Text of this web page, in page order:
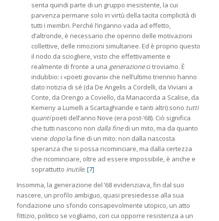
senta quindi parte di un gruppo inesistente, la cui
parvenza permane solo in virtù della tacita complicità di
tutti i membri. Perché l’inganno vada ad effetto,
d’altronde, è necessario che operino delle motivazioni
collettive, delle rimozioni simultanee. Ed è proprio questo
il nodo da sciogliere, visto che effettivamente e
realmente di fronte a una generazioneci troviamo. È
indubbio: i «poeti giovani» che nell’ultimo triennio hanno
dato notizia di sé (da De Angelis a Cordelli, da Viviani a
Conte, da Orengo a Coviello, da Manacorda a Scalise, da
Kemeny a Lumelli a Scartaghiande e tanti altri) sono tutti
quantipoeti dell’anno Nove (era post-’68). Ciò significa
che tutti nascono non dalla finedi un mito, ma da quanto
viene dopo la fine di un mito: non dalla nascosta
speranza che si possa ricominciare, ma dalla certezza
che ricominciare, oltre ad essere impossibile, è anche e
soprattutto inutile. [7]
Insomma, la generazione del ’68 evidenziava, fin dal suo
nascere, un profilo ambiguo, quasi presiedesse alla sua
fondazione uno sfondo consapevolmente utopico, un atto
fittizio, politico se vogliamo, con cui opporre resistenza a un